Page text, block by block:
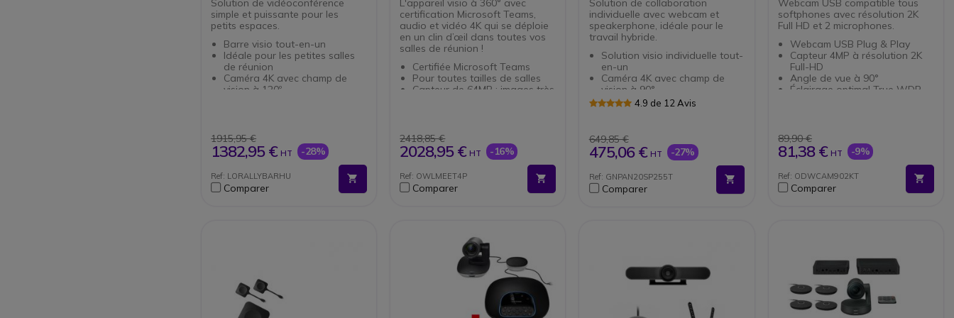
Solution de vidéoconférence
simple et puissante pour les
petits espaces.
Barre visio tout-en-un
Idéale pour les petites salles
de réunion
Caméra 4K avec champ de
vision à 120º
sansfil
Fonctionne sans PC
(autonome) ou avec PC
Compatible tous softphones
1915,95 €
1382,95 € HT -28%
Ref: LORALLYBARHU
Comparer
L'appareil visio à 360° avec
certification Microsoft Teams,
audio et vidéo 4K qui se déploie
en un clin d’œil dans toutes vos
salles de réunion !
Certifiée Microsoft Teams
Pour toutes tailles de salles
Capteur de 64MP : images très
point
2 haut-parleurs + 8 micros
avec 5,5m de portée
Connexion Ethernet ou WiFi
pour les entreprises
Branchement au PC en USB-C
2418,85 €
2028,95 € HT -16%
Ref: OWLMEET4P
Comparer
Solution de collaboration
individuelle avec webcam et
speakerphone, idéale pour le
travail hybride.
Solution visio individuelle tout-
en-un
Caméra 4K avec champ de
vision à 90°
Micro avec réduction du bruit
mobile
4 micros avec annulation de
l'écho acoustique
Jusqu'à 12h d'autonomie en
conversation
Support pied + hub USB-C
4.9 de 12 Avis
649,85 €
475,06 € HT -27%
Ref: GNPAN20SP255T
Comparer
Webcam USB compatible tous
softphones avec résolution 2K
Full HD et 2 microphones.
Webcam USB Plug & Play
Capteur 4MP à résolution 2K
Full-HD
Angle de vue à 90°
Éclairage optimal True WDR
équipé
Compatible tous softphones
TABLE OFFERT !
89,90 €
81,38 € HT -9%
Ref: ODWCAM902KT
Comparer